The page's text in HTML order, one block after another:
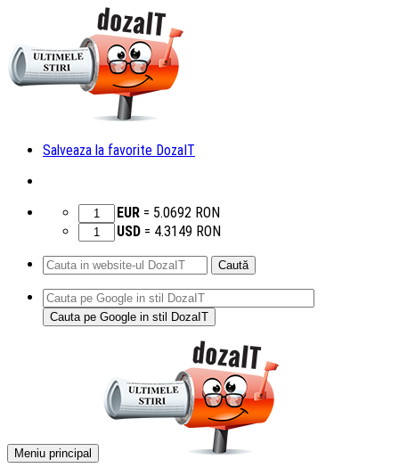
Salveaza la favorite DozaIT
EUR = 5.0692 RON
USD = 4.3149 RON
Caută
după:
Meniu principal